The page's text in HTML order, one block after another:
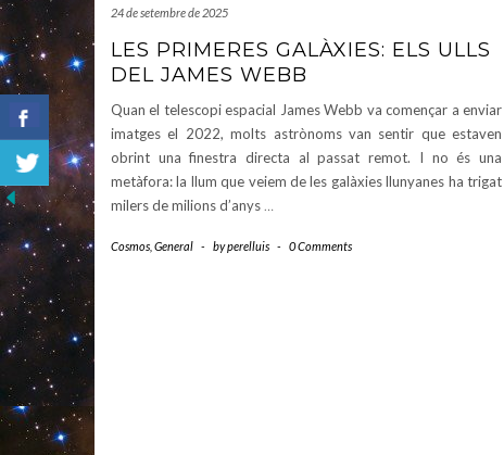
24 de setembre de 2025
LES PRIMERES GALÀXIES: ELS ULLS
DEL JAMES WEBB
Quan el telescopi espacial James Webb va començar a enviar
imatges el 2022, molts astrònoms van sentir que estaven
obrint una finestra directa al passat remot. I no és una
metàfora: la llum que veiem de les galàxies llunyanes ha trigat
milers de milions d’anys…
Cosmos General - byperelluis - 0 Comments